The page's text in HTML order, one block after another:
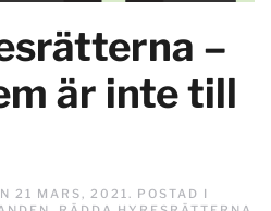
–
är inte till
21 MARS, 2021 . POSTAD I